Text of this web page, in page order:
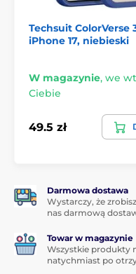
Techsuit ColorVerse
iPhone 17, niebieski
W magazynie, we
Ciebie
49.5 zł
Darmowa dostawa
Wystarczy, że
nas darmową
Towar w magazynie
Wszystkie produkty
natychmiast po